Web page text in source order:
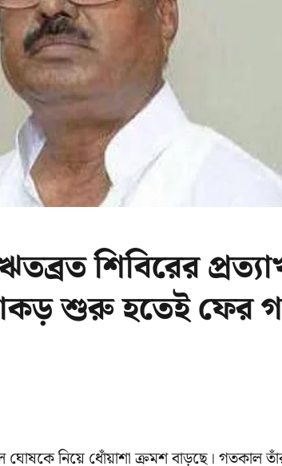
শিবিরের
শুরু হতেই ফের
ঘোষকে নিয়ে ধোঁয়াশা ক্রমশ বাড়ছে। গতকাল